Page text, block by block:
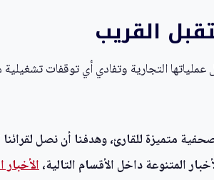
القريب
التجارية وتفادي أي توقفات
متميزة للقارئ، وهدفنا أن نصل لقرائنا
المتنوعة داخل الأقسام التالية،الأخبار